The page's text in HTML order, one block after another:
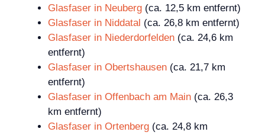
Glasfaser in Neuberg (ca. 12,5 km entfernt)
Glasfaser in Niddatal (ca. 26,8 km entfernt)
Glasfaser in Niederdorfelden (ca. 24,6 km
entfernt)
Glasfaser in Obertshausen (ca. 21,7 km
entfernt)
Glasfaser in Offenbach am Main (ca. 26,3
km entfernt)
Glasfaser in Ortenberg (ca. 24,8 km